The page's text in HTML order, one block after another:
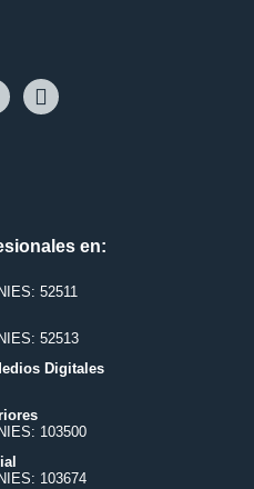
en:
52511
52513
Digitales
103500
103674